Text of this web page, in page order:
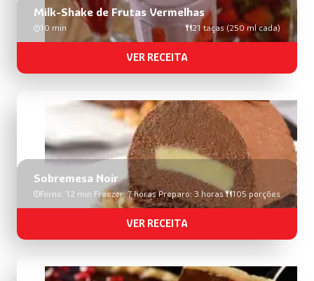
Milk-Shake de Frutas Vermelhas
10 min 21 taças (250 ml cada)
VER RECEITA
Sobremesa Noir
Forno: 12 min Freezer: 7 horas Preparo: 3 horas 105 porções
VER RECEITA